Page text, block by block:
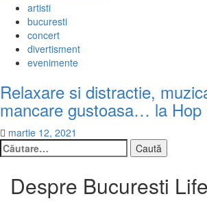
artisti
bucuresti
concert
divertisment
evenimente
Relaxare si distractie,
mancare gustoasa… la Hop
martie 12, 2021
Caută
după:
Despre Bucuresti Life